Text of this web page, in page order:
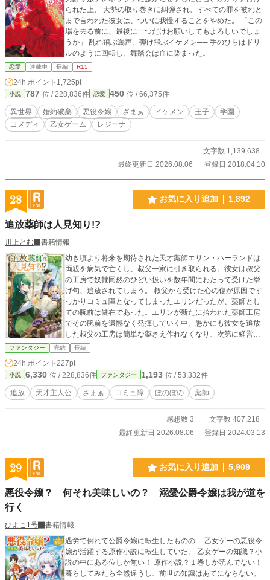
られた上、 大勢の取り巻きに糾弾され、すべての罪を被れと
まで言われた彼女は、ついに我慢することをやめた。 「この
場を去る前に、最後に一つだけお願いしてもよろしいでしょ
うか」 乱れ飛ぶ罵声、弾け飛ぶイケメン── 手のひらはドリ
ルのように回転し、舞踏会は血に染まった。
恋愛 連載中 長編 R15
24h.ポイント 1,725pt
小説 787 位 / 228,836件 恋愛 450 位 / 66,375件
異世界 婚約破棄 悪役令嬢 ざまぁ イケメン 王子
学園
コメディ
乙女ゲーム レジーナ
文字数 1,139,638
最終更新日 2026.08.06
登録日 2018.04.10
28 お気に入り追加 1,892
追放薬師は人見知り!?
川上とむ
書籍情報
幼き頃より将来を期待された天才薬師エリン・ハーランドは
両親を病気で亡くし、叔父一家に引き取られる。彼女は叔父
の工房で奴隷同然のひどい扱いを数年間にわたって受けた挙
げ句、追放されてしまう。 叔父から受けた心の傷が原因です
っかりコミュ障となってしまったエリンだったが、薬師とし
ての腕前は健在であった。エリンが新たに拾われた薬師工房
でその腕前を遺憾なく発揮していく中、愚かにも彼女を追放
した叔父の工房は簡単な薬さえ作れなくなり、次第に経営が
傾いていく。
ファンタジー 完結 長編
24h.ポイント 227pt
小説 6,330 位 / 228,836件 ファンタジー 1,193 位 / 53,332件
追放 天才主人公 ざまぁ コミュ障 ほのぼの 薬師
感想数 3
文字数 407,218
最終更新日 2026.08.06
登録日 2024.03.13
29 お気に入り追加 5,909
悪役令嬢？ 何それ美味しいの？ 溺愛公爵令嬢は我が道を
行く
ひよこ1号
書籍情報
過労で倒れて公爵令嬢に転生したものの… 乙女ゲーの悪役令
嬢が活躍する原作小説に転生していた。 乙女ゲーの知識？小
説の中にある位しか無い！ 原作小説？１巻しか読んでない！
暮らしてみたら全然違うし、前世の知識はあてにならない。